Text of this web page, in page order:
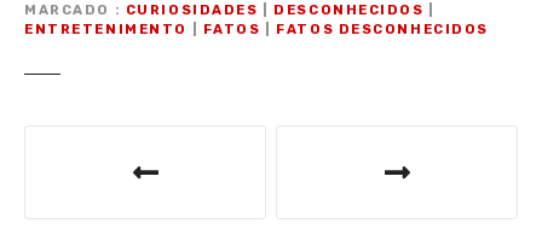
MARCADO
CURIOSIDADES DESCONHECIDOS
ENTRETENIMENTO
FATOS FATOS DESCONHECIDOS